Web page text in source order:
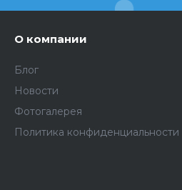
О компании
Блог
Новости
Фотогалерея
Политика конфиденциальности